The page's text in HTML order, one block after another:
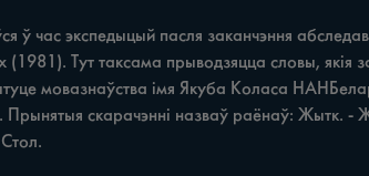
пасля заканчэння
(1981). Тут таксама прыводзяцца словы,
мовазнаўства імя Якуба Коласа
скарачэнні назваў раёнаў: Жытк. -